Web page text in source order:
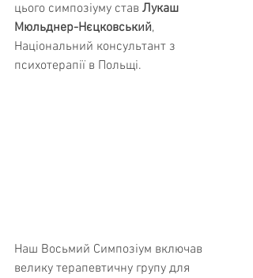
цього симпозіуму став Лукаш
Мюльднер-Нєцковський,
Національний консультант з
психотерапії в Польщі.
Наш Восьмий Симпозіум включав
велику терапевтичну групу для